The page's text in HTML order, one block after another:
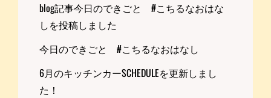
blog記事今日のできごと #こちるなおはな
しを投稿しました
今日のできごと #こちるなおはなし
6月のキッチンカーSCHEDULEを更新しまし
た！